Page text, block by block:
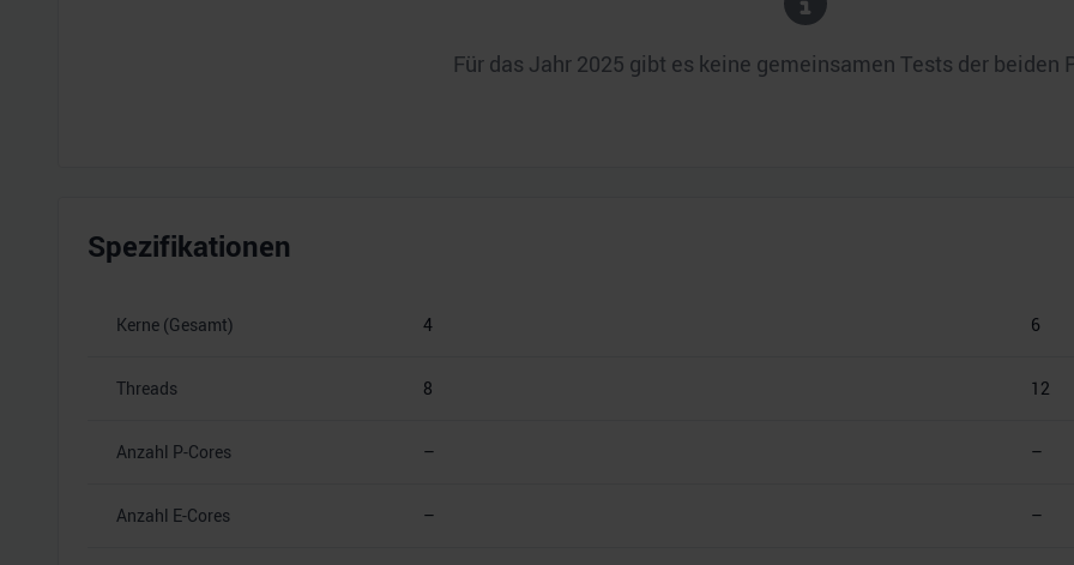
Für das Jahr 2025 gibt es keine gemeinsamen Tests der beiden
Spezifikationen
Kerne (Gesamt) 4 6
Threads 8 12
Anzahl P-Cores – –
Anzahl E-Cores – –